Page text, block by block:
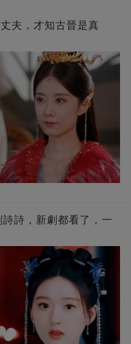
夫，才知古晉是真
詩，新劇都看了，一